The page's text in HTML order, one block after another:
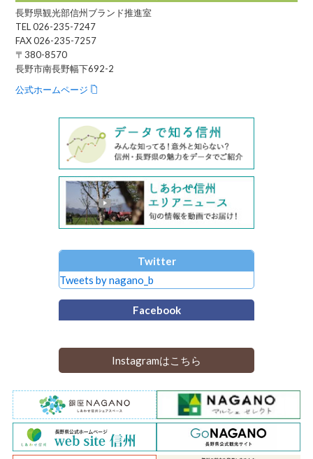
長野県観光部信州ブランド推進室
TEL 026-235-7247
FAX 026-235-7257
〒380-8570
長野市南長野幅下692-2
公式ホームページ
Twitter
Tweets by nagano_b
Facebook
Instagramはこちら